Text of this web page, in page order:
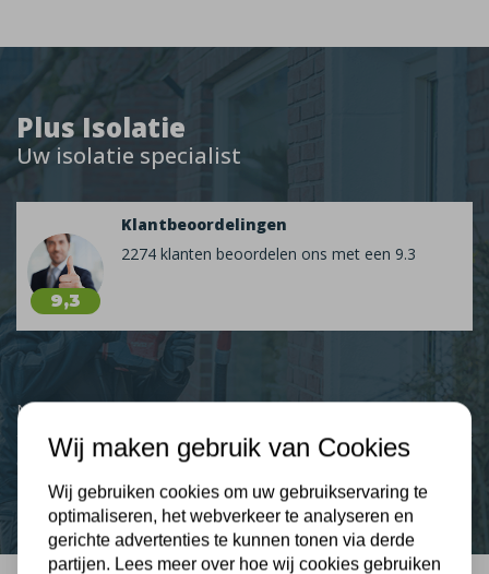
Plus Isolatie
Uw isolatie specialist
9,3
Klantbeoordelingen
2274 klanten beoordelen ons met een 9.3
Nieuws
Contact
Wij maken gebruik van Cookies
Wij gebruiken cookies om uw gebruikservaring te
optimaliseren, het webverkeer te analyseren en
gerichte advertenties te kunnen tonen via derde
partijen. Lees meer over hoe wij cookies gebruiken